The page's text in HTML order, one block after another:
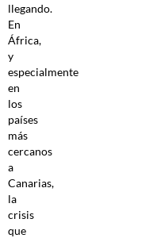
llegando.
En
África,
y
especialmente
en
los
países
más
cercanos
a
Canarias,
la
crisis
que